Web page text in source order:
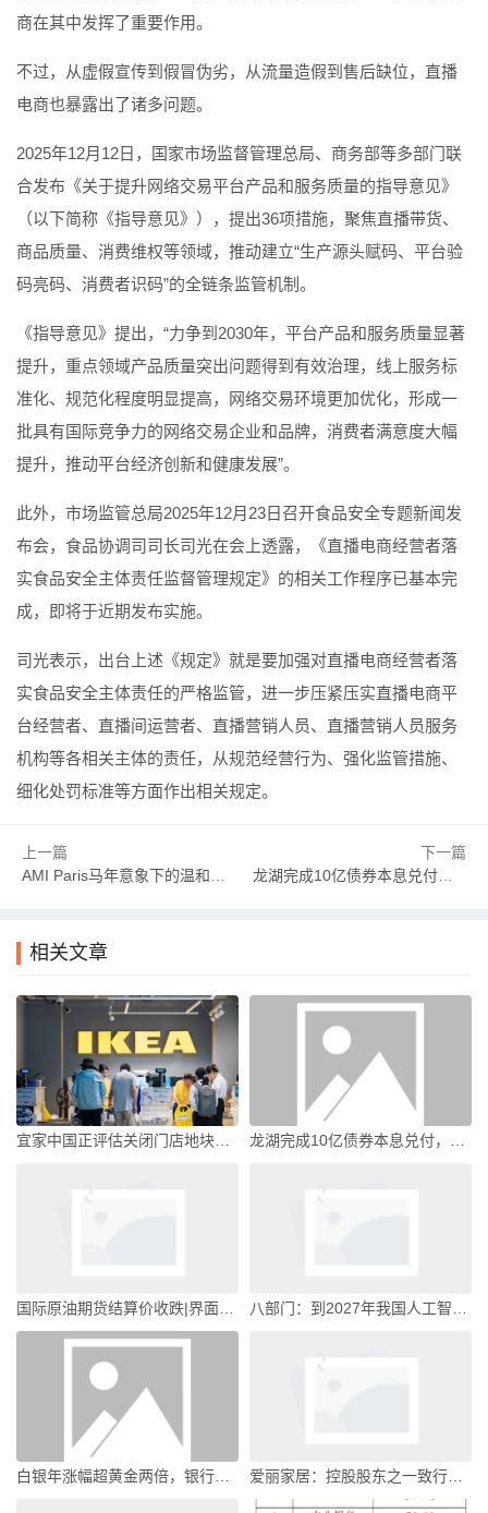
商在其中发挥了重要作用。
不过，从虚假宣传到假冒伪劣，从流量造假到售后缺位，直播
电商也暴露出了诸多问题。
2025年12月12日，国家市场监督管理总局、商务部等多部门联
合发布《关于提升网络交易平台产品和服务质量的指导意见》
（以下简称《指导意见》），提出36项措施，聚焦直播带货、
商品质量、消费维权等领域，推动建立“生产源头赋码、平台验
码亮码、消费者识码”的全链条监管机制。
《指导意见》提出，“力争到2030年，平台产品和服务质量显著
提升，重点领域产品质量突出问题得到有效治理，线上服务标
准化、规范化程度明显提高，网络交易环境更加优化，形成一
批具有国际竞争力的网络交易企业和品牌，消费者满意度大幅
提升，推动平台经济创新和健康发展”。
此外，市场监管总局2025年12月23日召开食品安全专题新闻发
布会，食品协调司司长司光在会上透露，《直播电商经营者落
实食品安全主体责任监督管理规定》的相关工作程序已基本完
成，即将于近期发布实施。
司光表示，出台上述《规定》就是要加强对直播电商经营者落
实食品安全主体责任的严格监管，进一步压紧压实直播电商平
台经营者、直播间运营者、直播营销人员、直播营销人员服务
机构等各相关主体的责任，从规范经营行为、强化监管措施、
细化处罚标准等方面作出相关规定。
上一篇
AMI Paris马年意象下的温和表达，LOEWE以马为引点亮新岁的勇气与想象｜是日美好事物|界面新闻 · 时尚
下一篇
龙湖完成10亿债券本息兑付，境内信用债余额约34亿元|界面新闻 · 地产
相关文章